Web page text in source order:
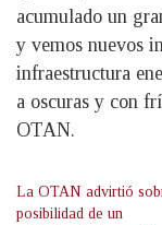
acumulado un
y vemos nuevos
infraestructura
a oscuras y con
OTAN.
La OTAN advirtió
posibilidad de un